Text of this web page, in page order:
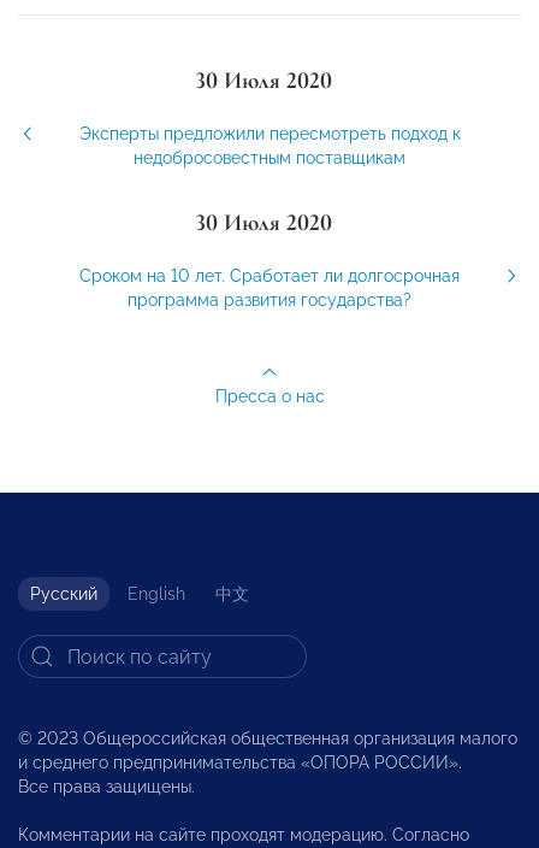
30 Июля 2020
Эксперты предложили пересмотреть подход к
недобросовестным поставщикам
30 Июля 2020
Сроком на 10 лет. Сработает ли долгосрочная
программа развития государства?
Пресса о нас
Русский English 中文
© 2023 Общероссийская общественная организация малого
и среднего предпринимательства «ОПОРА РОССИИ».
Все права защищены.
Комментарии на сайте проходят модерацию. Согласно